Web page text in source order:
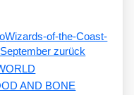
Wizards-of-the-Coast-
zurück
AND BONE